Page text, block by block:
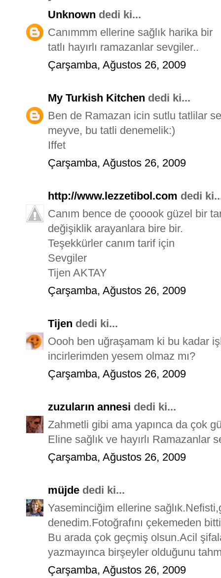
Unknown dedi ki...
Canımmm ellerine sağlık harika bir
tatlı hayırlı ramazanlar sevgiler..
Çarşamba, Ağustos 26, 2009
My Turkish Kitchen dedi ki...
Ben de Ramazan icin sutlu tatlilar
meyve, bu tatli denemelik:)
Iffet
Çarşamba, Ağustos 26, 2009
http://www.lezzetibol.com dedi
Canım bence de çooook güzel bir
değişiklik arayanlara bire bir.
Teşekkürler canım tarif için
Sevgiler
Tijen AKTAY
Çarşamba, Ağustos 26, 2009
Tijen dedi ki...
Oooh ben uğraşamam ki bu kadar
incirlerimden yesem olmaz mı?
Çarşamba, Ağustos 26, 2009
zuzuların annesi dedi ki...
Zahmetli gibi ama yapınca da çok
Eline sağlık ve hayırlı Ramazanlar
Çarşamba, Ağustos 26, 2009
müjde dedi ki...
Yaseminciğim ellerine
denedim.Fotoğrafını çekemeden
Bu arada çok geçmiş olsun.Acil
yazmayınca birşeyler olduğunu
Çarşamba, Ağustos 26, 2009